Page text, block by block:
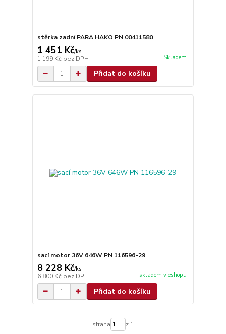
stěrka zadní PARA HAKO PN 00411580
1 451 Kč/ks
1 199 Kč bez DPH Skladem
Přidat do košíku
sací motor 36V 646W PN 116596-29
8 228 Kč/ks
6 800 Kč bez DPH skladem v eshopu
Přidat do košíku
strana z 1